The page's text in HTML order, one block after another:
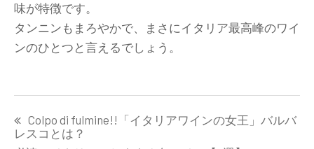
味が特徴です。
タンニンもまろやかで、まさにイタリア最高峰のワイ
ンのひとつと言えるでしょう。
稿
Colpo di fulmine!!「イタリアワインの女王」バルバ
レスコとは？